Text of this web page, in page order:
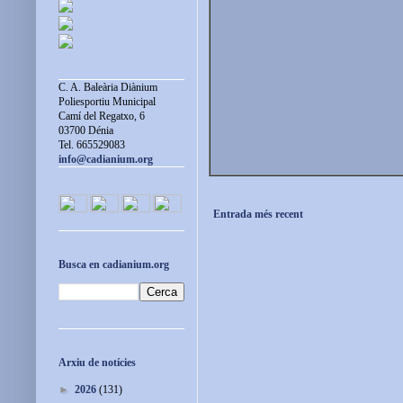
Entrada més recent
C. A. Baleària Diànium
Poliesportiu Municipal
Camí del Regatxo, 6
03700 Dénia
Tel. 665529083
info@cadianium.org
Busca en cadianium.org
Arxiu de notícies
► 2026 (131)